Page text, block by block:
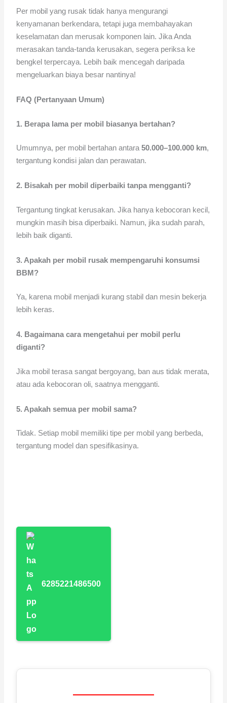
Per mobil yang rusak tidak hanya mengurangi
kenyamanan berkendara, tetapi juga membahayakan
keselamatan dan merusak komponen lain. Jika Anda
merasakan tanda-tanda kerusakan, segera periksa ke
bengkel terpercaya. Lebih baik mencegah daripada
mengeluarkan biaya besar nantinya!
FAQ (Pertanyaan Umum)
1. Berapa lama per mobil biasanya bertahan?
Umumnya, per mobil bertahan antara50.000–100.000 km,
tergantung kondisi jalan dan perawatan.
2. Bisakah per mobil diperbaiki tanpa mengganti?
Tergantung tingkat kerusakan. Jika hanya kebocoran kecil,
mungkin masih bisa diperbaiki. Namun, jika sudah parah,
lebih baik diganti.
3. Apakah per mobil rusak mempengaruhi konsumsi
BBM?
Ya, karena mobil menjadi kurang stabil dan mesin bekerja
lebih keras.
4. Bagaimana cara mengetahui per mobil perlu
diganti?
Jika mobil terasa sangat bergoyang, ban aus tidak merata,
atau ada kebocoran oli, saatnya mengganti.
5. Apakah semua per mobil sama?
Tidak. Setiap mobil memiliki tipe per mobil yang berbeda,
tergantung model dan spesifikasinya.
6285221486500